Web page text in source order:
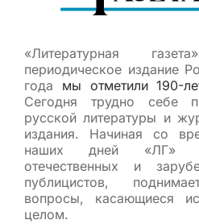
«Литературная
периодическое издание
года мы отметили 190-
Сегодня трудно себе
русской литературы и
издания. Начиная со
наших дней «ЛГ»
отечественных и
публицистов,
вопросы, касающиеся
целом.